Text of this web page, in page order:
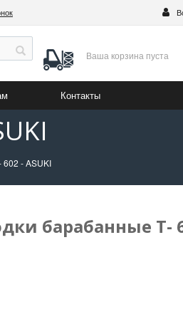
Ваша корзина пуста
Контакты
- ASUKI
барабанные Т-